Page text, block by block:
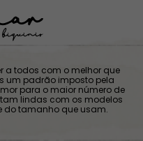
a todos com o melhor que
um padrão imposto pela
para o maior número de
lindas com os modelos
do tamanho que usam.